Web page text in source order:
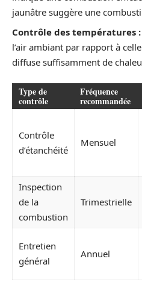
jaunâtre suggère une
Contrôle des températures :
l’air ambiant par rapport à
diffuse suffisamment de
Type de
contrôle
Fréquence
recommandée
Contrôle
d’étanchéité
Mensuel
Inspection
de la
combustion
Trimestrielle
Entretien
général
Annuel